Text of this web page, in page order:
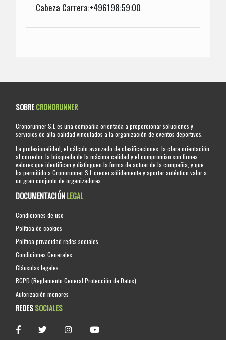
Cabeza Carrera:+496198:59:00
SOBRECRONORUNNER
Cronorunner S.L es una compañia orientada a proporcionar soluciones y
servicios de alta calidad vinculados a la organización de eventos deportivos.
La profesionalidad, el cálculo avanzado de clasificaciones, la clara orientación
al corredor, la búsqueda de la máxima calidad y el compromiso son firmes
valores que identifican y distinguen la forma de actuar de la compañia, y que
ha permitido a Cronorunner S.L crecer sólidamente y aportar auténtico valor a
un gran conjunto de organizadores.
DOCUMENTACIÓNLEGAL
Condiciones de uso
Política de cookies
Política privacidad redes sociales
Condiciones Generales
Cláusulas legales
RGPD (Reglamento General Protección de Datos)
Autorización menores
REDESSOCIALES